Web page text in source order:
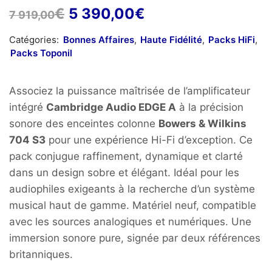
7 919,00€ Le
initial
919,00€.
5 390,00€
actuel
390,00€.
Catégories: Bonnes Affaires, Haute Fidélité, Packs HiFi,
Packs Toponil
Associez la puissance maîtrisée de l’amplificateur
intégré Cambridge Audio EDGE A à la précision
sonore des enceintes colonne Bowers & Wilkins
704 S3 pour une expérience Hi-Fi d’exception. Ce
pack conjugue raffinement, dynamique et clarté
dans un design sobre et élégant. Idéal pour les
audiophiles exigeants à la recherche d’un système
musical haut de gamme. Matériel neuf, compatible
avec les sources analogiques et numériques. Une
immersion sonore pure, signée par deux références
britanniques.